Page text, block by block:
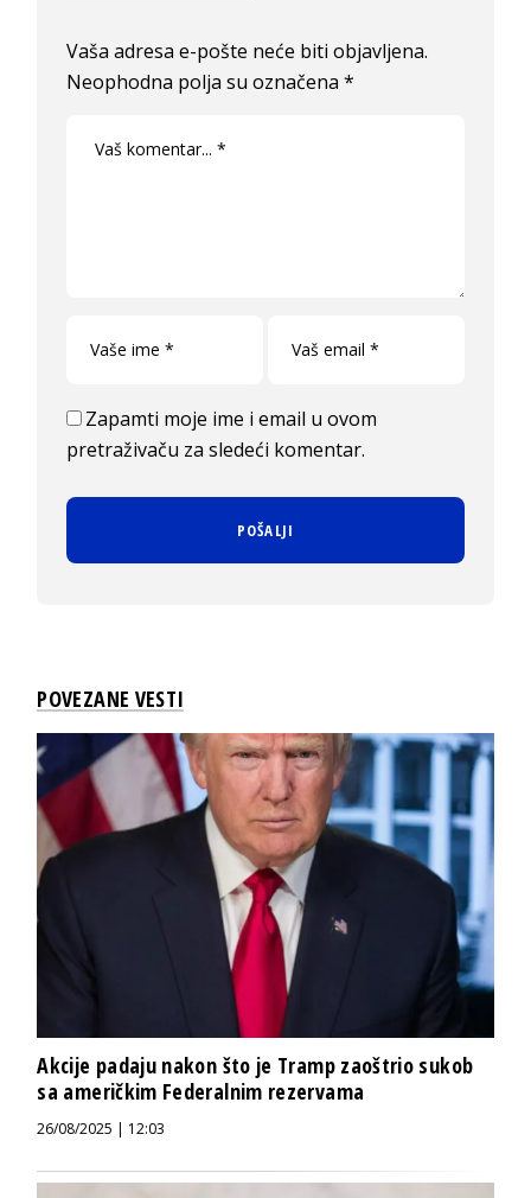
Vaša adresa e-pošte neće biti objavljena.
Neophodna polja su označena*
Zapamti moje ime i email u ovom
pretraživaču za sledeći komentar.
POVEZANE VESTI
Akcije padaju nakon što je Tramp zaoštrio sukob
sa američkim Federalnim rezervama
26/08/2025 | 12:03